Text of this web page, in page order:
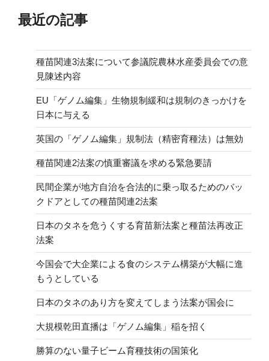
最近の記事
種苗関連3法案について参議院農林水産委員会での意
見陳述内容
EU「ゲノム編集」生物規制緩和は規制のきっかけを
日本に与える
英国の「ゲノム編集」規制法（精密育種法）は無効
種苗関連2法案の慎重審議を求める緊急要請
民間企業が地方自治を合法的に乗っ取るためのバッ
クドアとしての種苗関連2法案
日本のタネを危うくする育苗新法案と種苗法再改正
法案
今国会で大企業による食のシステム構築が大幅に進
もうとしている
日本のタネのあり方を変えてしまう法案が国会に
大規模乾田直播は「ゲノム編集」稲を招く
勝算のない量子ビーム育種技術の国策化